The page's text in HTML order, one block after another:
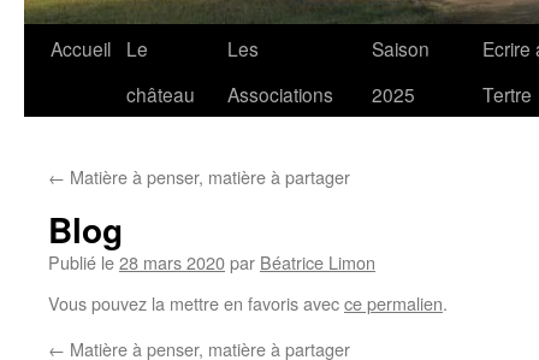
Accueil
Le
château
Les
Associations
Saison
2025
Ecrire
Tertre
← Matière à penser, matière à partager
Blog
Publié le28 mars 2020par Béatrice Limon
Vous pouvez la mettre en favoris avecce permalien.
← Matière à penser, matière à partager